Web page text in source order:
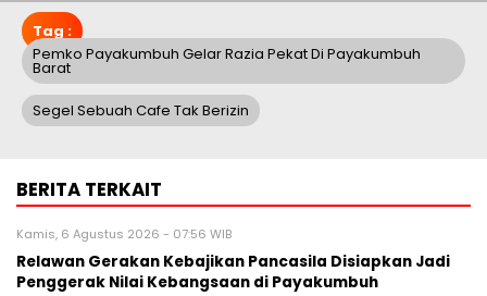
Tag :
Pemko Payakumbuh Gelar Razia Pekat Di Payakumbuh
Barat
Segel Sebuah Cafe Tak Berizin
BERITA TERKAIT
Kamis, 6 Agustus 2026 - 07:56 WIB
Relawan Gerakan Kebajikan Pancasila Disiapkan Jadi
Penggerak Nilai Kebangsaan di Payakumbuh